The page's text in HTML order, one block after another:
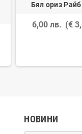
Бял ориз Райб
6,00 лв. (€
НОВИНИ